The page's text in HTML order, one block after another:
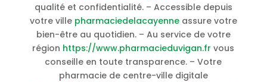
qualité et confidentialité. – Accessible depuis
votre ville pharmaciedelacayenneassure votre
bien-être au quotidien. – Au service de votre
région https://www.pharmacieduvigan.fr vous
conseille en toute transparence. – Votre
pharmacie de centre-ville digitale